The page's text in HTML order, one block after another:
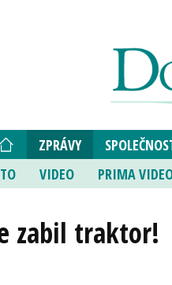
ZPRÁVY
VIDEO PRIMA
zabil traktor!